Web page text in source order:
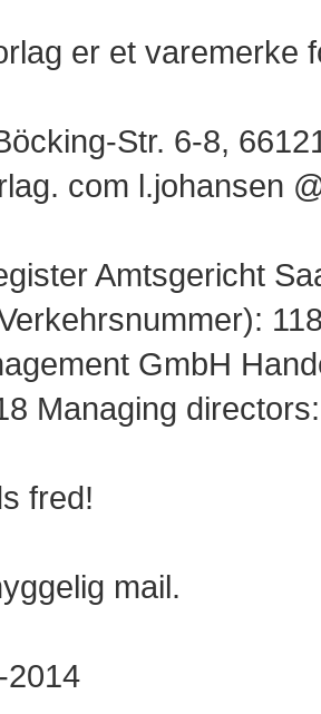
er et varemerke
Str. 6-8,
com l.johansen
Amtsgericht
GmbH
Managing
fred!
mail.
2014